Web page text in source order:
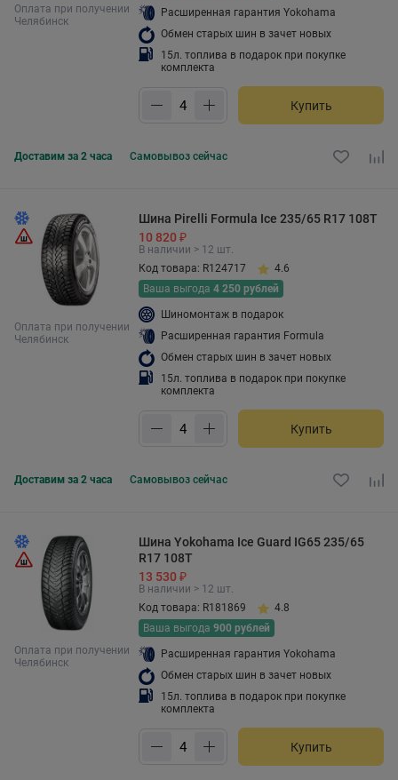
Оплата при получении
Челябинск
Расширенная гарантия Yokohama
Обмен старых шин в зачет новых
15л. топлива в подарок при покупке
комплекта
Купить
Доставим за 2 часа Самовывоз сейчас
Оплата при получении
Челябинск
Шина Pirelli Formula Ice 235/65 R17 108T
10 820 ₽
В наличии > 12 шт.
Код товара: R124717
4.6
Ваша выгода 4 250 рублей
Шиномонтаж в подарок
Расширенная гарантия Formula
Обмен старых шин в зачет новых
15л. топлива в подарок при покупке
комплекта
Купить
Доставим за 2 часа Самовывоз сейчас
Оплата при получении
Челябинск
Шина Yokohama Ice Guard IG65 235/65
R17 108T
13 530 ₽
В наличии > 12 шт.
Код товара: R181869
4.8
Ваша выгода 900 рублей
Расширенная гарантия Yokohama
Обмен старых шин в зачет новых
15л. топлива в подарок при покупке
комплекта
Купить